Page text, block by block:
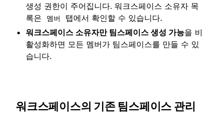
생성 권한이 주어집니다. 워크스페이스 소유자 목
록은
멤버
탭에서 확인할 수 있습니다.
워크스페이스 소유자만 팀스페이스 생성 가능을 비
활성화하면 모든 멤버가 팀스페이스를 만들 수 있
습니다.
워크스페이스의 기존 팀스페이스 관리